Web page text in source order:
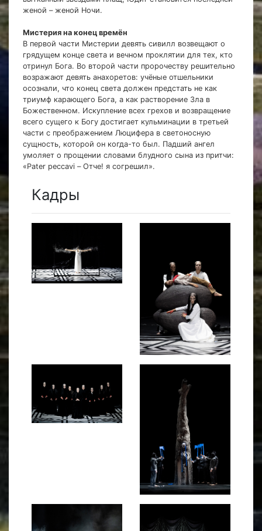
женой – женой Ночи.
Мистерия на конец времён
В первой части Мистерии девять сивилл возвещают о
грядущем конце света и вечном проклятии для тех, кто
отринул Бога. Во второй части пророчеству решительно
возражают девять анахоретов: учёные отшельники
осознали, что конец света должен предстать не как
триумф карающего Бога, а как растворение Зла в
Божественном. Искупление всех грехов и возвращение
всего сущего к Богу достигает кульминации в третьей
части с преображением Люцифера в светоносную
сущность, которой он когда-то был. Падший ангел
умоляет о прощении словами блудного сына из притчи:
«Pater peccavi – Отче! я согрешил».
Кадры